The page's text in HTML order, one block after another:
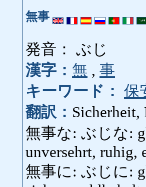
無事
発音： ぶじ
漢字： 無 , 事
キーワード： 保
翻訳： Sicherheit,
無事な: ぶじな:
unversehrt, ruhig,
無事に: ぶじに: